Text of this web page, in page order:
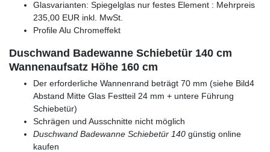
Glasvarianten: Spiegelglas nur festes Element : Mehrpreis
235,00 EUR inkl. MwSt.
Profile Alu Chromeffekt
Duschwand Badewanne Schiebetür 140 cm
Wannenaufsatz Höhe 160 cm
Der erforderliche Wannenrand beträgt 70 mm (siehe Bild4
Abstand Mitte Glas Festteil 24 mm + untere Führung
Schiebetür)
Schrägen und Ausschnitte nicht möglich
Duschwand Badewanne Schiebetür 140 günstig online
kaufen